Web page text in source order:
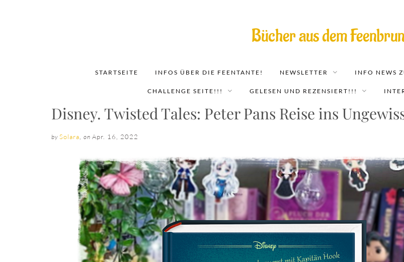
Bücher aus dem
STARTSEITE INFOS ÜBER DIE FEENTANTE! NEWSLETTER INFO NEWS
CHALLENGE SEITE!!! GELESEN UND REZENSIERT!!!
Disney. Twisted Tales: Peter Pans Reise ins
by Solara on Apr. 16, 2022